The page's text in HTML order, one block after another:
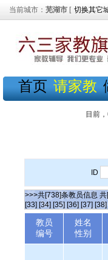
当前城市： 芜湖市 [ 切换其它
首页 请家教
目前
ID
>>>共[738]条教员信息
[33] [34] [35] [36] [37] [38]
教员
编号
姓名
性别